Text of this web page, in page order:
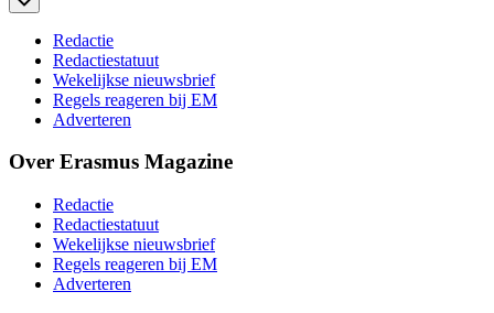
Redactie
Redactiestatuut
Wekelijkse nieuwsbrief
Regels reageren bij EM
Adverteren
Over Erasmus Magazine
Redactie
Redactiestatuut
Wekelijkse nieuwsbrief
Regels reageren bij EM
Adverteren